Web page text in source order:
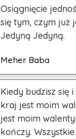
Osiągnięcie
się tym, czym już
Jedyną Jedyną.
Meher Baba
Kiedy budzisz się
kraj jest moim
jest moim
kończy.